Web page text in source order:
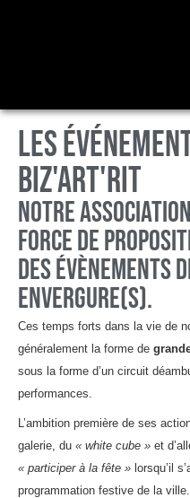
LES
BIZ'ART'RIT
Notre
force de
des évènements
envergure(s).
Ces temps forts dans la vie de
généralement la forme de
sous la forme d’un circuit
performances.
L’ambition première de ses
galerie, du « white cube » et
« participer à la fête » lorsqu’il
programmation festive de la ville.